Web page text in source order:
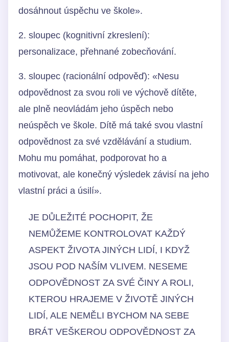
dosáhnout úspěchu ve škole».
2. sloupec (kognitivní zkreslení):
personalizace, přehnané zobecňování.
3. sloupec (racionální odpověď): «Nesu
odpovědnost za svou roli ve výchově dítěte,
ale plně neovládám jeho úspěch nebo
neúspěch ve škole. Dítě má také svou vlastní
odpovědnost za své vzdělávání a studium.
Mohu mu pomáhat, podporovat ho a
motivovat, ale konečný výsledek závisí na jeho
vlastní práci a úsilí».
JE DŮLEŽITÉ POCHOPIT, ŽE
NEMŮŽEME KONTROLOVAT KAŽDÝ
ASPEKT ŽIVOTA JINÝCH LIDÍ, I KDYŽ
JSOU POD NAŠÍM VLIVEM. NESEME
ODPOVĚDNOST ZA SVÉ ČINY A ROLI,
KTEROU HRAJEME V ŽIVOTĚ JINÝCH
LIDÍ, ALE NEMĚLI BYCHOM NA SEBE
BRÁT VEŠKEROU ODPOVĚDNOST ZA